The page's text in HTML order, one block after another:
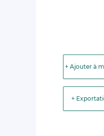
+ Ajouter à
+